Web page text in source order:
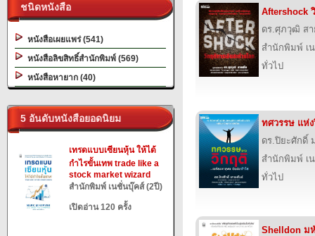
ชนิดหนังสือ
หนังสือเผยแพร่ (541)
หนังสือลิขสิทธิ์สำนักพิมพ์ (569)
หนังสือหายาก (40)
5 อันดับหนังสือยอดนิยม
เทรดแบบเซียนหุ้น ให้ได้
กำไรขั้นเทพ trade like a
stock market wizard
สำนักพิมพ์ เนชั่นบุ๊คส์ (2ปี)
เปิดอ่าน 120 ครั้ง
Aftershock
ดร.ศุภวุฒิ สา
สำนักพิมพ์ เ
ทั่วไป
ทศวรรษ แห่
ดร.ปิยะศักดิ์
สำนักพิมพ์ เ
ทั่วไป
Shelldon ม